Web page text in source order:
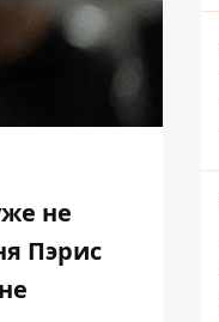
не
Пэрис